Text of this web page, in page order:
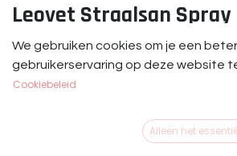
Leovet Straalsan Spray
Leovet Straalsan Spray 200 ml.
€19,45
We gebruiken cookies om je een
gebruikerservaring op deze website
Cookiebeleid
Alleen het